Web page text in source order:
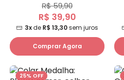
R$ 59,90
R$ 39,90
3xde R$ 13,30sem juros
Comprar Agora
25% OFF